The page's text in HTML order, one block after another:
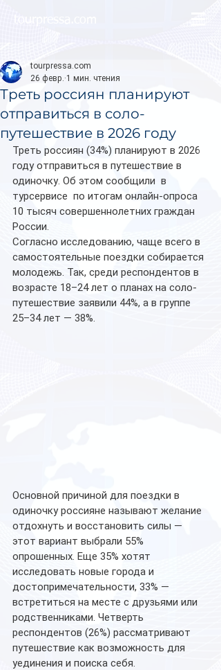
Треть россиян планируют
отправиться в соло-
путешествие в 2026 году
tourpressa.com
26 февр. 1 мин. чтения
Треть россиян (34%) планируют в 2026
году отправиться в путешествие в
одиночку. Об этом сообщили  в
турсервисе  по итогам онлайн-опроса
10 тысяч совершеннолетних граждан
России.
Согласно исследованию, чаще всего в
самостоятельные поездки собирается
молодежь. Так, среди респондентов в
возрасте 18–24 лет о планах на соло-
путешествие заявили 44%, а в группе
25–34 лет — 38%.
Основной причиной для поездки в
одиночку россияне называют желание
отдохнуть и восстановить силы —
этот вариант выбрали 55%
опрошенных. Еще 35% хотят
исследовать новые города и
достопримечательности, 33% —
встретиться на месте с друзьями или
родственниками. Четверть
респондентов (26%) рассматривают
путешествие как возможность для
уединения и поиска себя.